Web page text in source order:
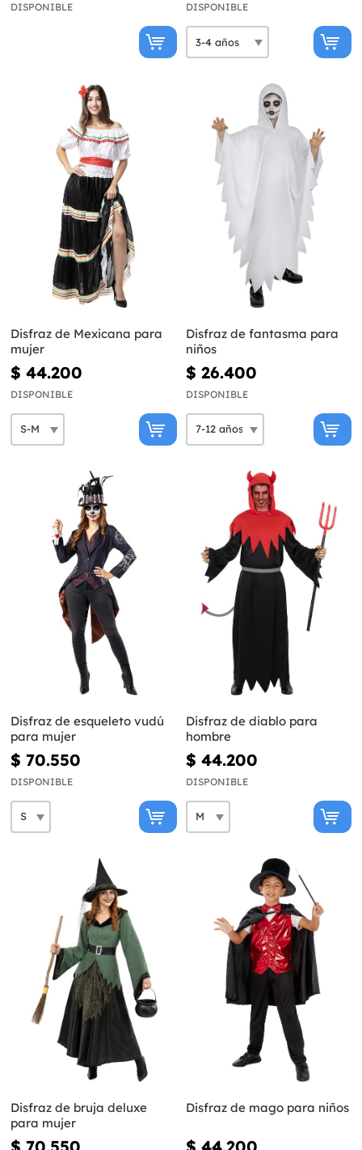
DISPONIBLE DISPONIBLE
Disfraz de Mexicana para
mujer
$ 44.200
DISPONIBLE
Disfraz de fantasma para
niños
$ 26.400
DISPONIBLE
Disfraz de esqueleto vudú
para mujer
$ 70.550
DISPONIBLE
Disfraz de diablo para
hombre
$ 44.200
DISPONIBLE
Disfraz de bruja deluxe
para mujer
Disfraz de mago para niños